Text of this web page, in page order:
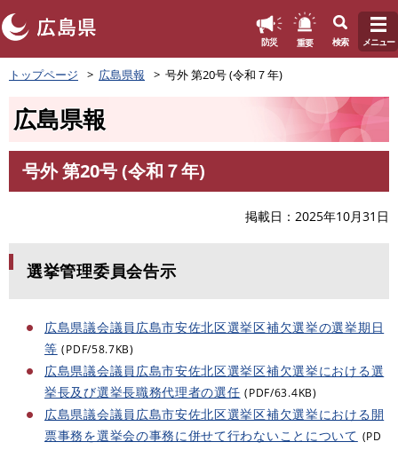
ペ
ー
頭
す
防災 重要 検索 メニュー
トップページ 広島県報 号外 第20号 (令和７年)
広島県報
文
号外 第20号 (令和７年)
掲載日 2025年10月31日
選挙管理委員会告示
広島県議会議員広島市安佐北区選挙区補欠選挙の選挙期日
等 (PDF/58.7KB)
広島県議会議員広島市安佐北区選挙区補欠選挙における選
挙長及び選挙長職務代理者の選任 (PDF/63.4KB)
広島県議会議員広島市安佐北区選挙区補欠選挙における開
票事務を選挙会の事務に併せて行わないことについて (PD